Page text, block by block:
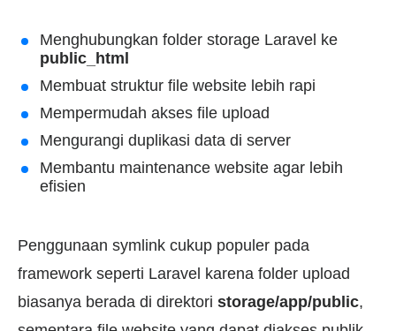
Menghubungkan folder storage Laravel ke
public_html
Membuat struktur file website lebih rapi
Mempermudah akses file upload
Mengurangi duplikasi data di server
Membantu maintenance website agar lebih
efisien
Penggunaan symlink cukup populer pada
framework seperti Laravel karena folder upload
biasanya berada di direktori storage/app/public,